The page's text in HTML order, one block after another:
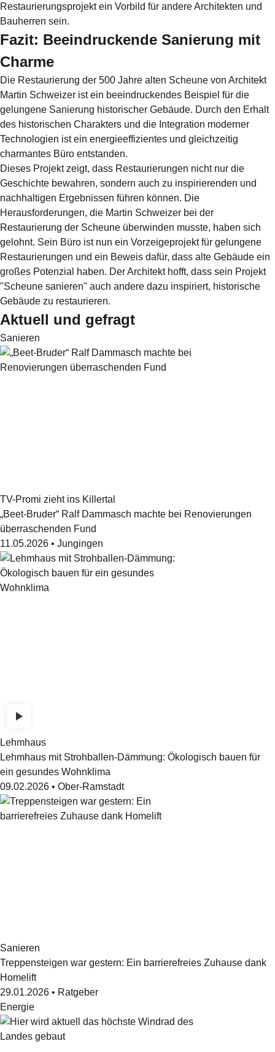
Restaurierungsprojekt ein Vorbild für andere Architekten und
Bauherren sein.
Fazit: Beeindruckende Sanierung mit
Charme
Die Restaurierung der 500 Jahre alten Scheune von Architekt
Martin Schweizer ist ein beeindruckendes Beispiel für die
gelungene Sanierung historischer Gebäude. Durch den Erhalt
des historischen Charakters und die Integration moderner
Technologien ist ein energieeffizientes und gleichzeitig
charmantes Büro entstanden.
Dieses Projekt zeigt, dass Restaurierungen nicht nur die
Geschichte bewahren, sondern auch zu inspirierenden und
nachhaltigen Ergebnissen führen können. Die
Herausforderungen, die Martin Schweizer bei der
Restaurierung der Scheune überwinden musste, haben sich
gelohnt. Sein Büro ist nun ein Vorzeigeprojekt für gelungene
Restaurierungen und ein Beweis dafür, dass alte Gebäude ein
großes Potenzial haben. Der Architekt hofft, dass sein Projekt
"Scheune sanieren" auch andere dazu inspiriert, historische
Gebäude zu restaurieren.
Aktuell und gefragt
Sanieren
TV-Promi zieht ins Killertal
„Beet-Bruder“ Ralf Dammasch machte bei Renovierungen
überraschenden Fund
11.05.2026 • Jungingen
Lehmhaus
Lehmhaus mit Strohballen-Dämmung: Ökologisch bauen für
ein gesundes Wohnklima
09.02.2026 • Ober-Ramstadt
Sanieren
Treppensteigen war gestern: Ein barrierefreies Zuhause dank
Homelift
29.01.2026 • Ratgeber
Energie